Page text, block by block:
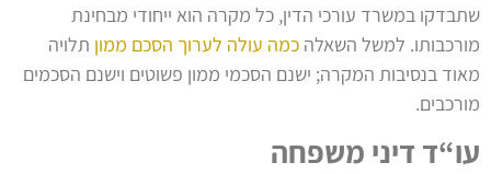
שתבדקו במשרד עורכי הדין, כל מקרה הוא ייחודי מבחינת
מורכבותו. למשל השאלה כמה עולה לערוך הסכם ממון תלויה
מאוד בנסיבות המקרה; ישנם הסכמי ממון פשוטים וישנם הסכמים
מורכבים.
עו“ד דיני משפחה